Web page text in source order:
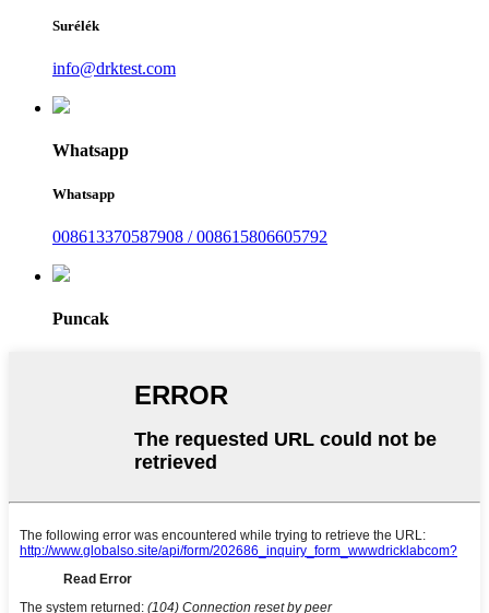
Surélék
info@drktest.com
Whatsapp
Whatsapp
008613370587908 / 008615806605792
Puncak